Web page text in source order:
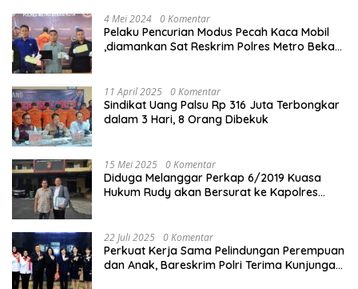
4 Mei 2024 0 Komentar
Pelaku Pencurian Modus Pecah Kaca Mobil
,diamankan Sat Reskrim Polres Metro Bekasi
11 April 2025 0 Komentar
Sindikat Uang Palsu Rp 316 Juta Terbongkar
dalam 3 Hari, 8 Orang Dibekuk
15 Mei 2025 0 Komentar
Diduga Melanggar Perkap 6/2019 Kuasa
Hukum Rudy akan Bersurat ke Kapolres
22 Juli 2025 0 Komentar
Perkuat Kerja Sama Pelindungan Perempuan
dan Anak, Bareskrim Polri Terima Kunjungan